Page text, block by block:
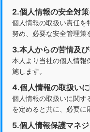
2.個人情報の安全対
個人情報の取扱い責任を
努め、必要な安全管理策
3.本人からの苦情及
本人より当社の個人情報
施します。
4.個人情報の取扱い
個人情報の取扱いに関す
を定めると共に、必要に
5.個人情報保護マネ